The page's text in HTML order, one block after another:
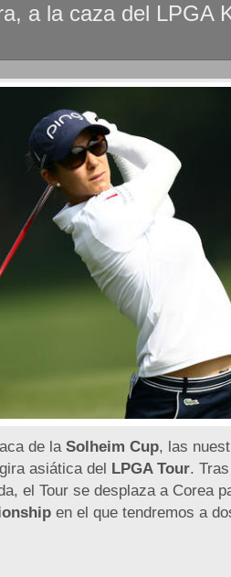
a la caza del LPGA
de laSolheim Cup, las
asiática del LPGA Tour.
el Tour se desplaza a Corea
en el que tendremos a